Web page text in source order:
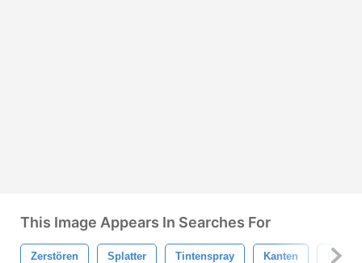
This Image Appears In Searches For
Zerstören Splatter Tintenspray Kanten Riss